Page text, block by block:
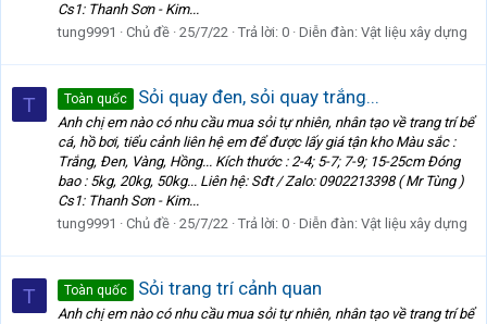
Cs1: Thanh Sơn - Kim...
tung9991
Chủ đề 25/7/22 Trả lời: 0 Diễn đàn: Vật liệu xây dựng
T Toàn quốc Sỏi quay đen, sỏi quay trắng...
Anh chị em nào có nhu cầu mua sỏi tự nhiên, nhân tạo về trang trí bể
cá, hồ bơi, tiểu cảnh liên hệ em để được lấy giá tận kho Màu sắc :
Trắng, Đen, Vàng, Hồng... Kích thước : 2-4; 5-7; 7-9; 15-25cm Đóng
bao : 5kg, 20kg, 50kg... Liên hệ: Sđt / Zalo: 0902213398 ( Mr Tùng )
Cs1: Thanh Sơn - Kim...
tung9991
Chủ đề 25/7/22 Trả lời: 0 Diễn đàn: Vật liệu xây dựng
T Toàn quốc Sỏi trang trí cảnh quan
Anh chị em nào có nhu cầu mua sỏi tự nhiên, nhân tạo về trang trí bể